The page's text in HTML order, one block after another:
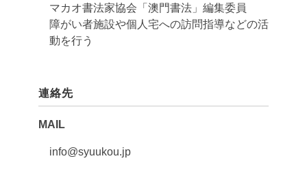
マカオ書法家協会「澳門書法」編集委員
障がい者施設や個人宅への訪問指導などの活
動を行う
連絡先
MAIL
info@syuukou.jp